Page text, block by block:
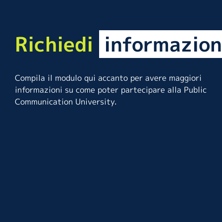
Richiedi
Compila il modulo qui accanto per avere maggiori
informazioni su come poter partecipare alla Public
Communication University.